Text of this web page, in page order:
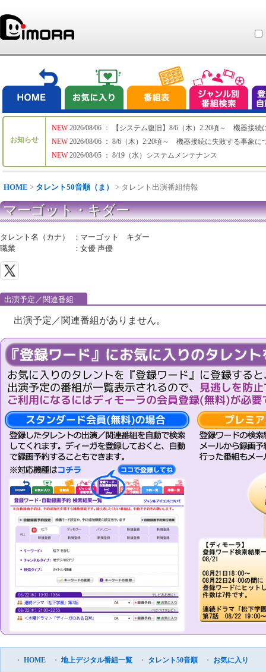
お知らせ
NEW
NEW
NEW
2026/08/06 ： 【システム復旧】8/6（木）2:20頃～ 機器接続
2026/08/06 ： 8/6（木）2:20頃～ 機器接続に失敗する事象に
2026/08/05 ： 8/19（水）システムメンテナンス
HOME > タレント50音順（ま） > タレント出演番組情報
マーゴット・キダー
タレント名（カナ） ： マーゴット キダー
職業
：女優 声優
出演予定／関連番組
出演予定／関連番組がありません。
・ HOME ・ 地上デジタル番組一覧 ・ タレント50音順 ・ お気に入り